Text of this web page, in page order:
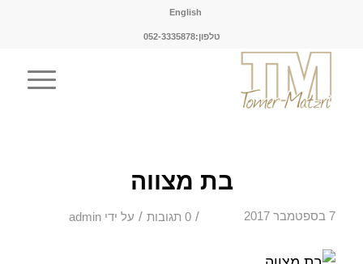
English
טלפון:052-3335878
בת מצווה
7 בספטמבר 2017 / 0 תגובות / על ידיadmin